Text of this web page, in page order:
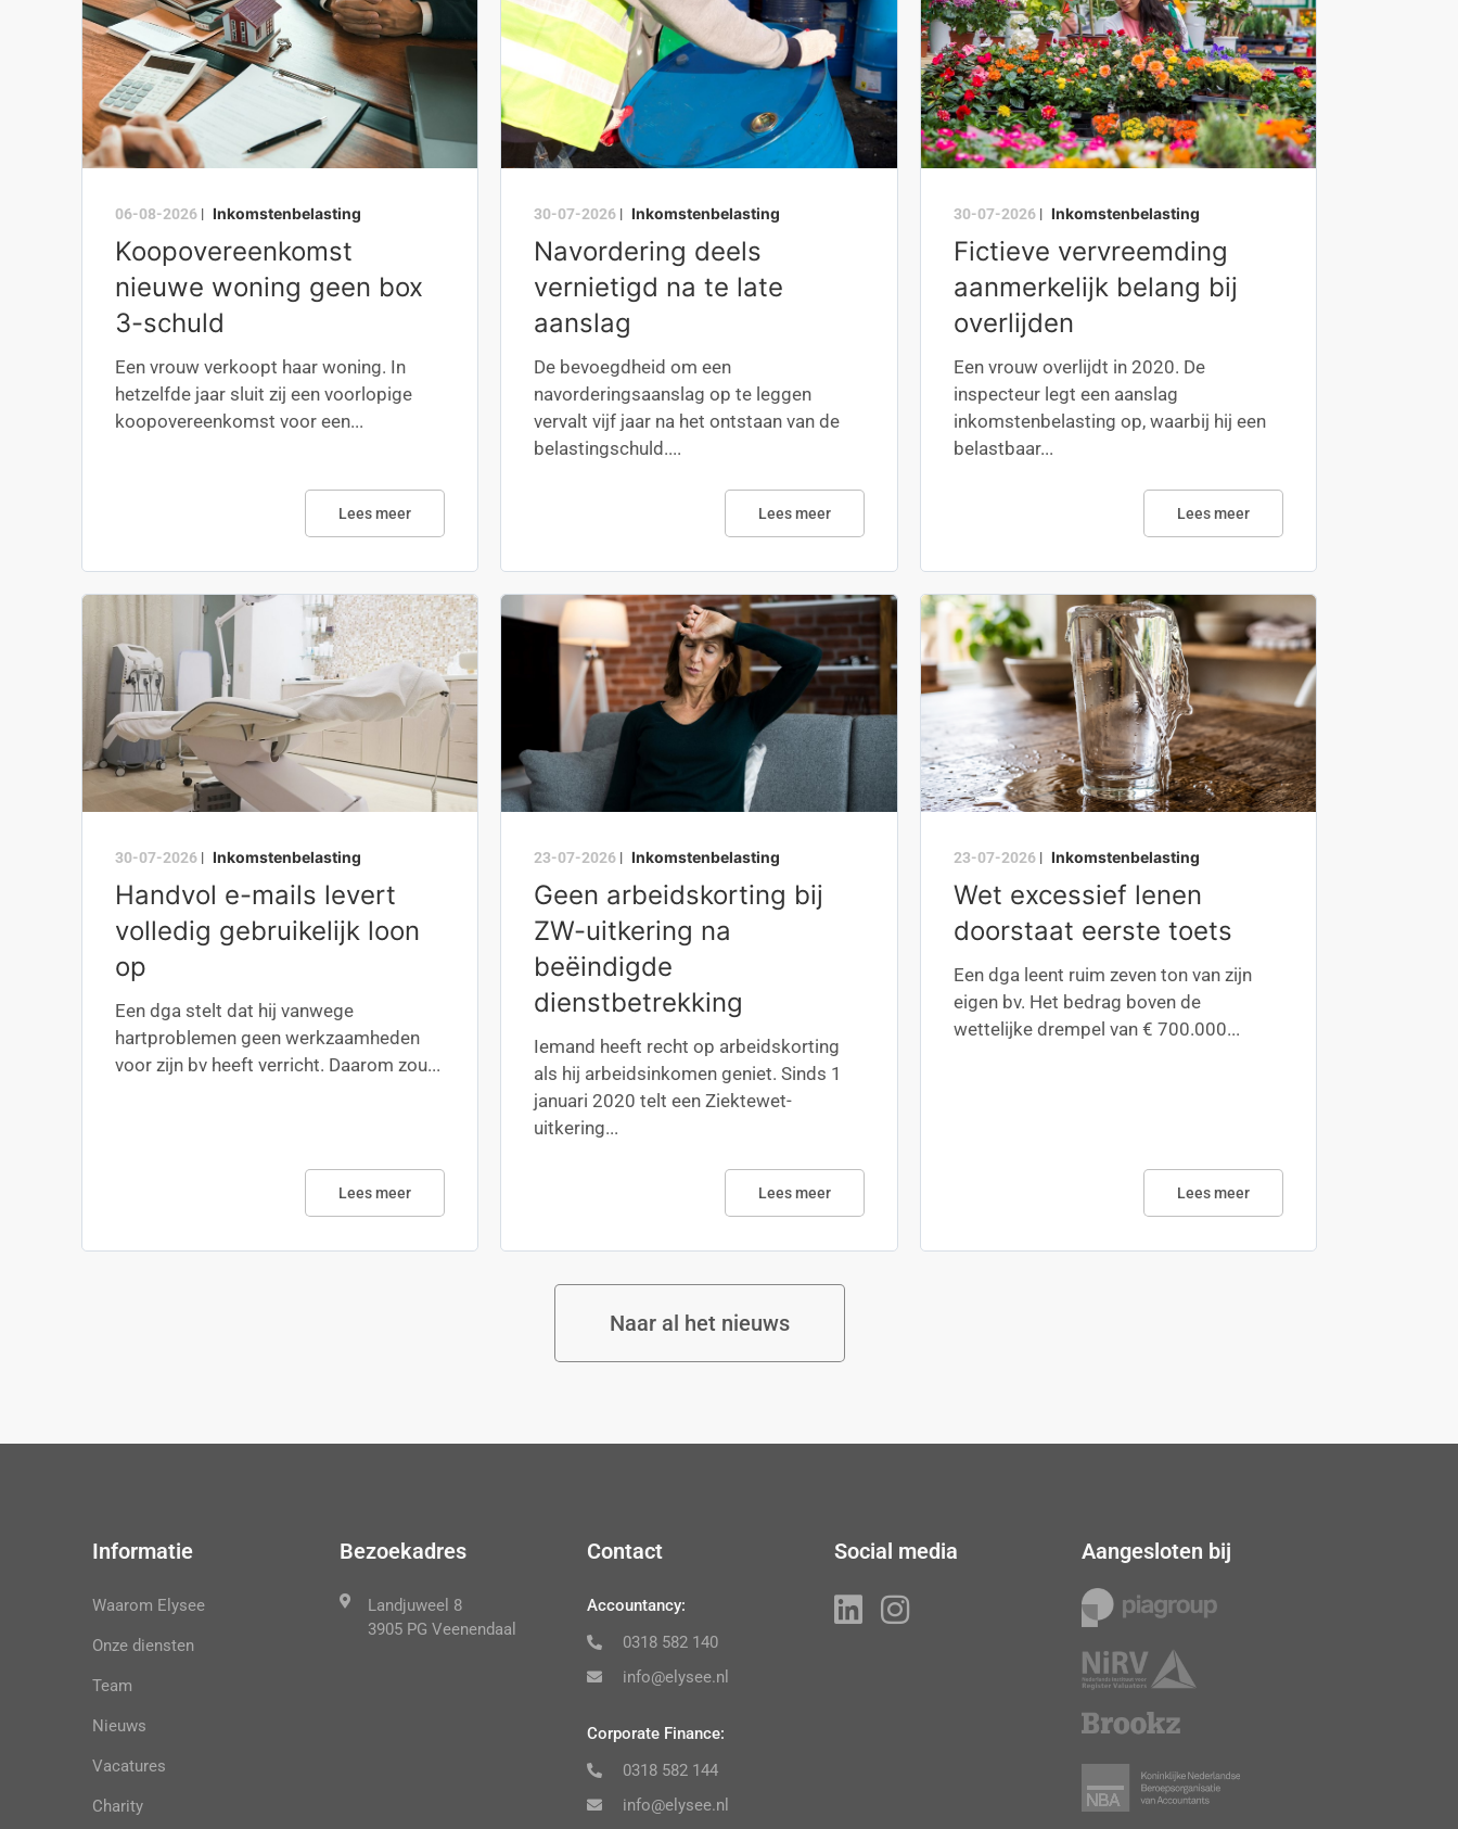
06-08-2026 | Inkomstenbelasting
Koopovereenkomst
nieuwe woning geen box
3-schuld
Een vrouw verkoopt haar woning. In
hetzelfde jaar sluit zij een voorlopige
koopovereenkomst voor een...
Lees meer
30-07-2026 | Inkomstenbelasting
Navordering deels
vernietigd na te late
aanslag
De bevoegdheid om een
navorderingsaanslag op te leggen
vervalt vijf jaar na het ontstaan van de
belastingschuld....
Lees meer
30-07-2026| Inkomstenbelasting
Fictieve vervreemding
aanmerkelijk belang bij
overlijden
Een vrouw overlijdt in 2020. De
inspecteur legt een aanslag
inkomstenbelasting op, waarbij hij een
belastbaar...
Lees meer
30-07-2026 | Inkomstenbelasting
Handvol e-mails levert
volledig gebruikelijk loon
op
Een dga stelt dat hij vanwege
hartproblemen geen werkzaamheden
voor zijn bv heeft verricht. Daarom zou...
Lees meer
23-07-2026 | Inkomstenbelasting
Geen arbeidskorting bij
ZW-uitkering na
beëindigde
dienstbetrekking
Iemand heeft recht op arbeidskorting
als hij arbeidsinkomen geniet. Sinds 1
januari 2020 telt een Ziektewet-
uitkering...
Lees meer
23-07-2026| Inkomstenbelasting
Wet excessief lenen
doorstaat eerste toets
Een dga leent ruim zeven ton van zijn
eigen bv. Het bedrag boven de
wettelijke drempel van € 700.000...
Lees meer
Naar al het nieuws
Informatie
Waarom Elysee
Onze diensten
Team
Nieuws
Vacatures
Charity
Bezoekadres
Landjuweel 8
3905 PG Veenendaal
Contact
Accountancy:
0318 582 140
info@elysee.nl
Corporate Finance:
0318 582 144
info@elysee.nl
Social media Aangesloten bij